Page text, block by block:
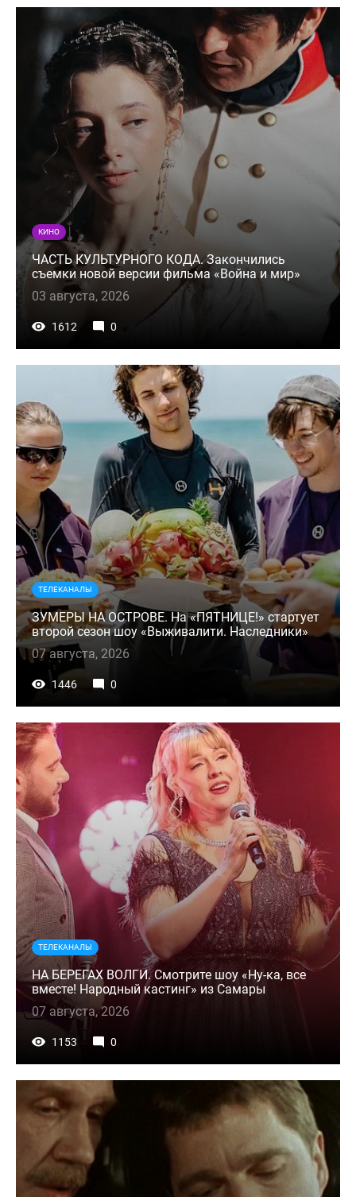
КИНО
ЧАСТЬ КУЛЬТУРНОГО КОДА. Закончились
съемки новой версии фильма «Война и мир»
03 августа, 2026
1612 0
ТЕЛЕКАНАЛЫ
ЗУМЕРЫ НА ОСТРОВЕ. На «ПЯТНИЦЕ!» стартует
второй сезон шоу «Выживалити. Наследники»
07 августа, 2026
1446 0
ТЕЛЕКАНАЛЫ
НА БЕРЕГАХ ВОЛГИ. Смотрите шоу «Ну-ка, все
вместе! Народный кастинг» из Самары
07 августа, 2026
1153 0